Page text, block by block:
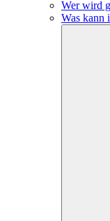
Wer wird
Was kann